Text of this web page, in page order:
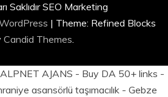
Saklıdır SEO Marketing
| Theme: Refined Blocks
Candid Themes.
ALPNET AJANS - Buy DA 50+ links -
asansörlü taşımacılık - Gebze